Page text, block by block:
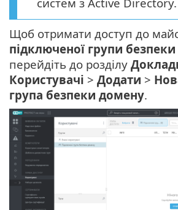
Щоб отримати доступ до
підключеної групи
перейдіть до розділу
Користувачі > Додати >
група безпеки домену.